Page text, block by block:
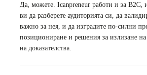
Да, можете. Icanpreneur работи и за B2C,
ви да разберете аудиторията си, да
важно за нея, и да изградите по-силни
позициониране и решения за излизане на
на доказателства.